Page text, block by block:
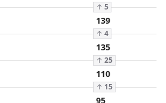
↑ 5
139
↑ 4
135
↑ 25
110
↑ 15
95